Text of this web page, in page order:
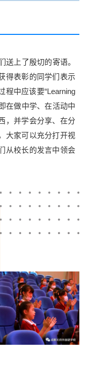
送上了殷切的寄语。
得表彰的同学们表示
程中应该要“Learning
在做中学、在活动中
，并学会分享、在分
大家可以充分打开视
从校长的发言中领会